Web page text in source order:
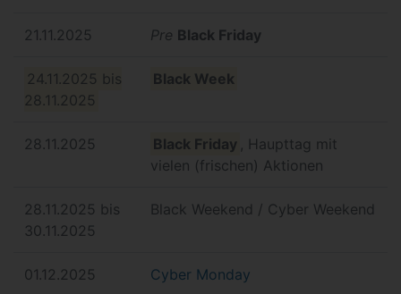
21.11.2025 Pre Black Friday
24.11.2025 bis
28.11.2025
Black Week
28.11.2025 Black Friday , Haupttag mit
vielen (frischen) Aktionen
28.11.2025 bis
30.11.2025
Black Weekend / Cyber Weekend
01.12.2025 Cyber Monday